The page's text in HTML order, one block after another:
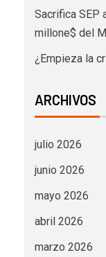
Sacrifica SEP
millone$ del
¿Empieza la
ARCHIVOS
julio 2026
junio 2026
mayo 2026
abril 2026
marzo 2026